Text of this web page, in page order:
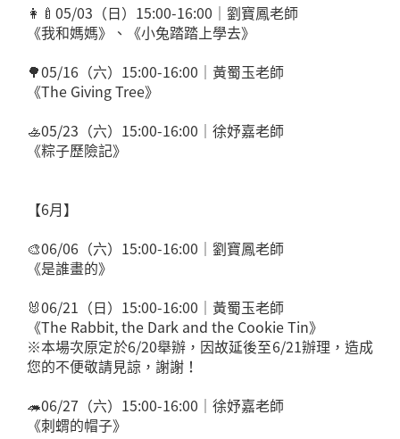
👩‍🍼05/03（日）15:00-16:00｜劉寶鳳老師
《我和媽媽》、《小兔踏踏上學去》
🌳05/16（六）15:00-16:00｜黃蜀玉老師
《The Giving Tree》
🚣05/23（六）15:00-16:00｜徐妤嘉老師
《粽子歷險記》
【6月】
🎨06/06（六）15:00-16:00｜劉寶鳳老師
《是誰畫的》
🐰06/21（日）15:00-16:00｜黃蜀玉老師
《The Rabbit, the Dark and the Cookie Tin》
※本場次原定於6/20舉辦，因故延後至6/21辦理，造成
您的不便敬請見諒，謝謝！
🦔06/27（六）15:00-16:00｜徐妤嘉老師
《刺蝟的帽子》